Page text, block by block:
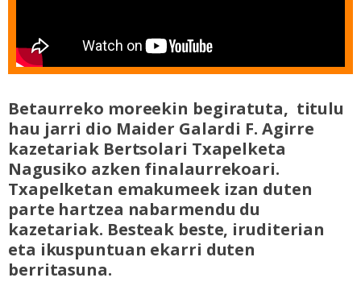
Betaurreko moreekin begiratuta, titulu
hau jarri dio Maider Galardi F. Agirre
kazetariak Bertsolari Txapelketa
Nagusiko azken finalaurrekoari.
Txapelketan emakumeek izan duten
parte hartzea nabarmendu du
kazetariak. Besteak beste, iruditerian
eta ikuspuntuan ekarri duten
berritasuna.